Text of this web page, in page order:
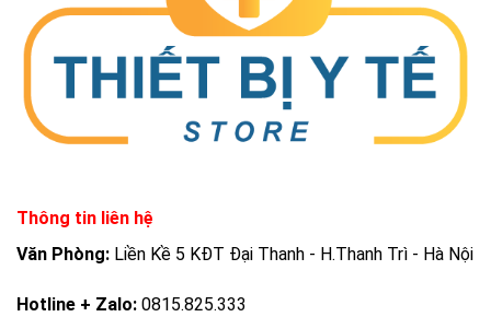
Thông tin liên hệ
Văn Phòng: Liền Kề 5 KĐT Đại Thanh - H.Thanh Trì - Hà Nội
Hotline + Zalo: 0815.825.333